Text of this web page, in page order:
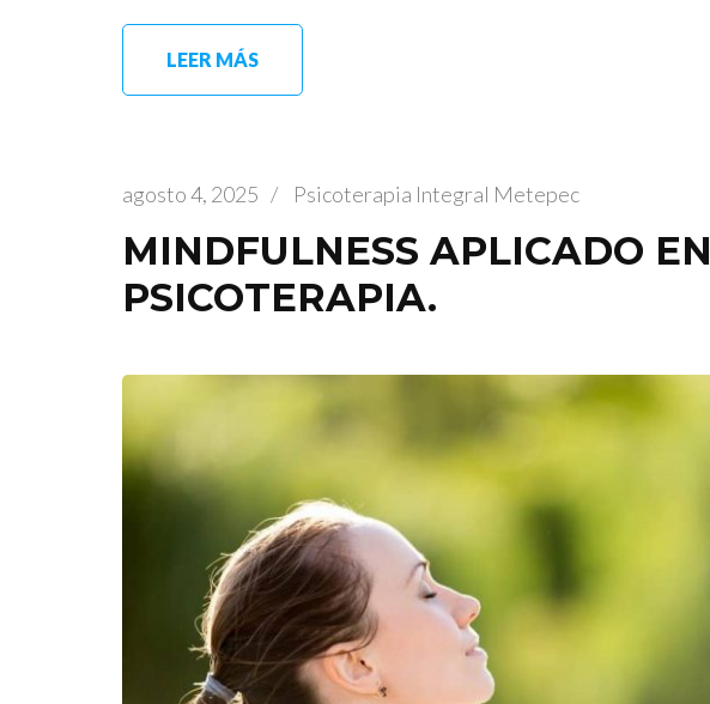
LEER MÁS
agosto 4, 2025 / Psicoterapia Integral Metepec
MINDFULNESS APLICADO EN
PSICOTERAPIA.